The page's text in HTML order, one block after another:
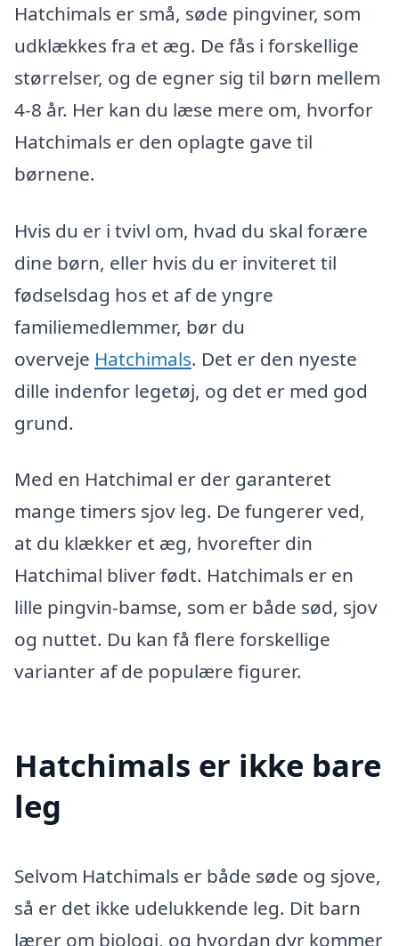
Hatchimals er små, søde pingviner, som
udklækkes fra et æg. De fås i forskellige
størrelser, og de egner sig til børn mellem
4-8 år. Her kan du læse mere om, hvorfor
Hatchimals er den oplagte gave til
børnene.
Hvis du er i tvivl om, hvad du skal forære
dine børn, eller hvis du er inviteret til
fødselsdag hos et af de yngre
familiemedlemmer, bør du
overveje Hatchimals. Det er den nyeste
dille indenfor legetøj, og det er med god
grund.
Med en Hatchimal er der garanteret
mange timers sjov leg. De fungerer ved,
at du klækker et æg, hvorefter din
Hatchimal bliver født. Hatchimals er en
lille pingvin-bamse, som er både sød, sjov
og nuttet. Du kan få flere forskellige
varianter af de populære figurer.
Hatchimals er ikke bare
leg
Selvom Hatchimals er både søde og sjove,
så er det ikke udelukkende leg. Dit barn
lærer om biologi, og hvordan dyr kommer